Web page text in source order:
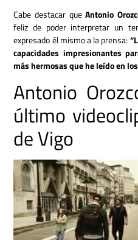
Cabe destacar queAntonio
feliz de poder interpretar un
expresado él mismo a la prensa:
capacidades impresionantes
más hermosas que he leído en
Antonio
último
de Vigo